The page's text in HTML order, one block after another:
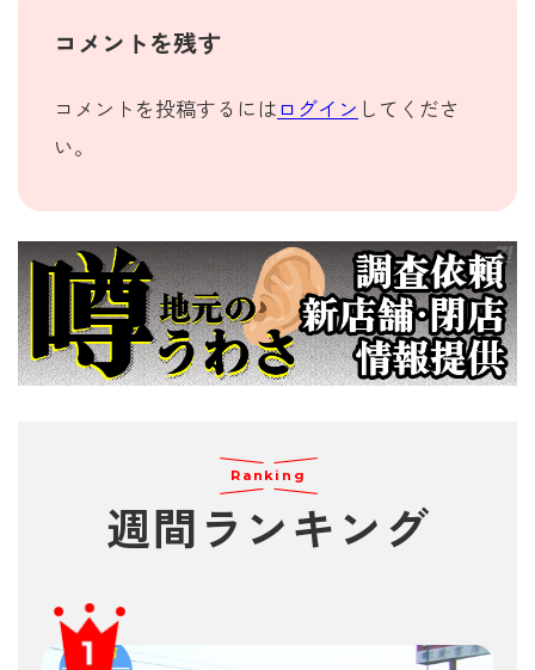
コメントを残す
コメントを投稿するには ログイン してくださ
い。
Ranking
週間 ランキング